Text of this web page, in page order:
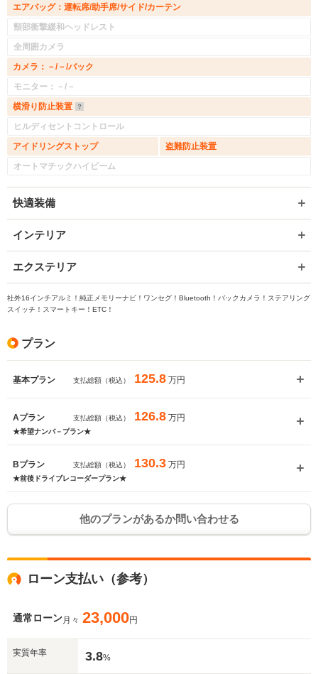
エアバッグ：運転席/助手席/サイド/カーテン
頸部衝撃緩和ヘッドレスト
全周囲カメラ
カメラ：－/－/バック
モニター：－/－
横滑り防止装置
ヒルディセントコントロール
アイドリングストップ
盗難防止装置
オートマチックハイビーム
快適装備
インテリア
エクステリア
社外16インチアルミ！純正メモリーナビ！ワンセグ！Bluetooth！バックカメラ！ステアリング
スイッチ！スマートキー！ETC！
プラン
基本プラン 支払総額（税込） 125.8 万円
Aプラン 支払総額（税込） 126.8 万円
★希望ナンバ－プラン★
Bプラン 支払総額（税込） 130.3 万円
★前後ドライブレコーダープラン★
他のプランがあるか問い合わせる
ローン支払い（参考）
通常ローン月々 23,000円
実質年率 3.8%